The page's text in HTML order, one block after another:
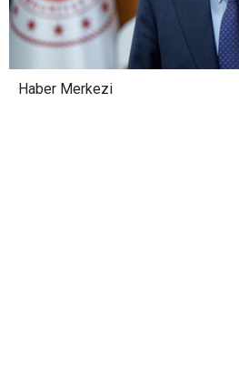
Haber Merkezi